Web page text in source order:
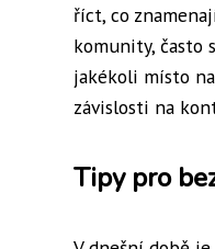
říct, co
komunity, často
jakékoli místo
závislosti na
Tipy pro